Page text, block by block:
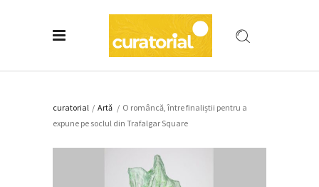
curatorial / Artǎ / O româncă, între finaliștii pentru a
expune pe soclul din Trafalgar Square